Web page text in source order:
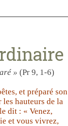
» (Pr 9, 1-6)
et préparé son
les hauteurs de la
dit : « Venez,
et vous vivrez,